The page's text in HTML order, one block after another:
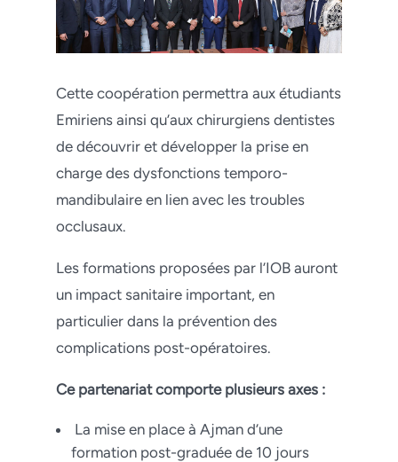
Cette coopération permettra aux étudiants
Emiriens ainsi qu’aux chirurgiens dentistes
de découvrir et développer la prise en
charge des dysfonctions temporo-
mandibulaire en lien avec les troubles
occlusaux.
Les formations proposées par l’IOB auront
un impact sanitaire important, en
particulier dans la prévention des
complications post-opératoires.
Ce partenariat comporte plusieurs axes :
La mise en place à Ajman d’une
formation post-graduée de 10 jours